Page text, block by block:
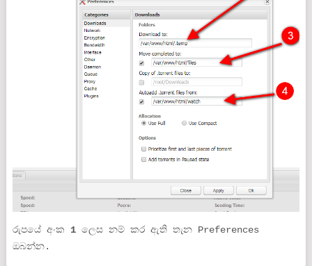
රුපයේ අංක 1ලෙස නම් කර ඇති තැන Preferences
ඔබන්න.